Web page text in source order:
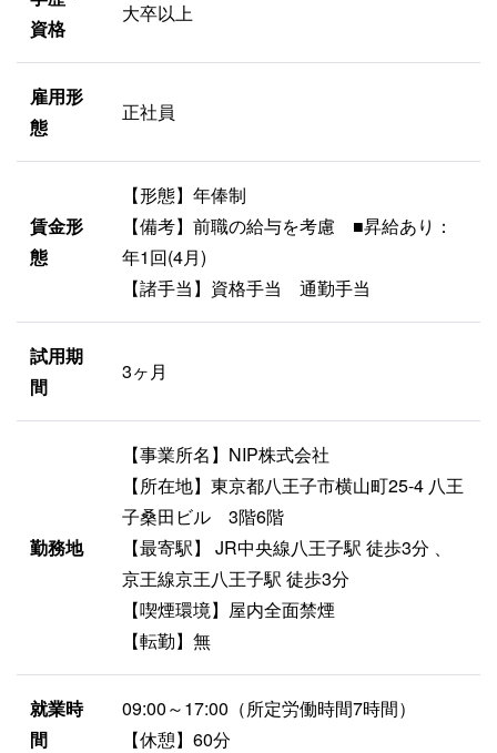
資格
大卒以上
雇用形
態
正社員
賃金形
態
【形態】年俸制
【備考】前職の給与を考慮 ■昇給あり：
年1回(4月)
【諸手当】資格手当 通勤手当
試用期
間
3ヶ月
勤務地
【事業所名】NIP株式会社
【所在地】東京都八王子市横山町25-4 八王
子桑田ビル 3階6階
【最寄駅】 JR中央線八王子駅 徒歩3分 、
京王線京王八王子駅 徒歩3分
【喫煙環境】屋内全面禁煙
【転勤】無
就業時
間
09:00～17:00（所定労働時間7時間）
【休憩】60分